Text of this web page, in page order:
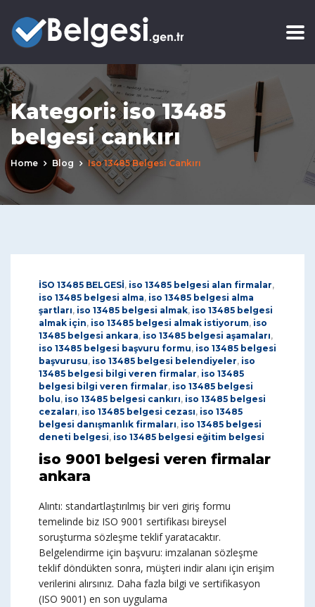
Kategori:iso 13485
belgesi cankırı
Home Blog Iso 13485 Belgesi Cankırı
İSO 13485 BELGESİ, iso 13485 belgesi alan firmalar,
iso 13485 belgesi alma, iso 13485 belgesi alma
şartları, iso 13485 belgesi almak, iso 13485 belgesi
almak için, iso 13485 belgesi almak istiyorum, iso
13485 belgesi ankara, iso 13485 belgesi aşamaları,
iso 13485 belgesi başvuru formu, iso 13485 belgesi
başvurusu, iso 13485 belgesi belendiyeler, iso
13485 belgesi bilgi veren firmalar, iso 13485
belgesi bilgi veren firmalar, iso 13485 belgesi
bolu, iso 13485 belgesi cankırı, iso 13485 belgesi
cezaları, iso 13485 belgesi cezası, iso 13485
belgesi danışmanlık firmaları, iso 13485 belgesi
deneti belgesi, iso 13485 belgesi eğitim belgesi
iso 9001 belgesi veren firmalar
ankara
Alıntı: standartlaştırılmış bir veri giriş formu
temelinde biz ISO 9001 sertifikası bireysel
soruşturma sözleşme teklif yaratacaktır.
Belgelendirme için başvuru: imzalanan sözleşme
teklif döndükten sonra, müşteri indir alanı için erişim
verilerini alırsınız. Daha fazla bilgi ve sertifikasyon
(ISO 9001) en son uygulama